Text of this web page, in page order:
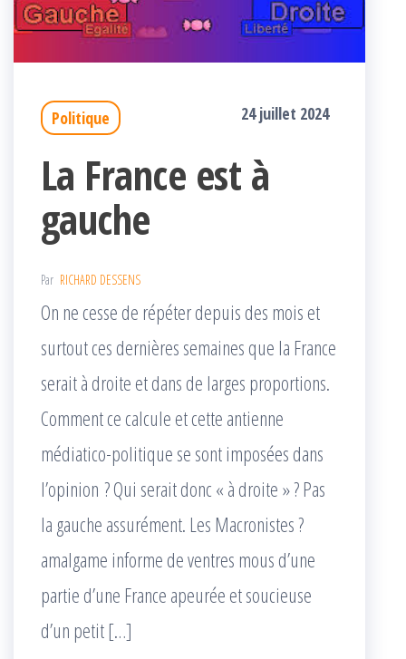
Politique 24 juillet 2024
La France est à
gauche
Par RICHARD DESSENS
On ne cesse de répéter depuis des mois et
surtout ces dernières semaines que la France
serait à droite et dans de larges proportions.
Comment ce calcule et cette antienne
médiatico-politique se sont imposées dans
l’opinion ? Qui serait donc « à droite » ? Pas
la gauche assurément. Les Macronistes ?
amalgame informe de ventres mous d’une
partie d’une France apeurée et soucieuse
d’un petit […]